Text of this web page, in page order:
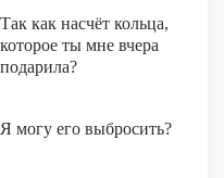
Так как насчёт кольца,
которое ты мне вчера
подарила?
Я могу его выбросить?